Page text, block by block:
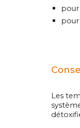
pour
pour
Les